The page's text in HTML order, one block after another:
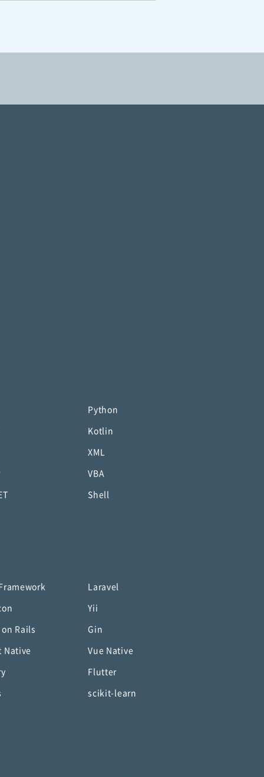
Python
Kotlin
XML
VBA
Shell
Laravel
Yii
on Rails Gin
Native Vue Native
Flutter
scikit-learn